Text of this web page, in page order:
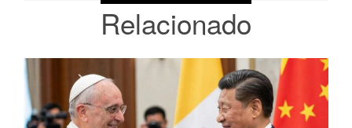
Relacionado